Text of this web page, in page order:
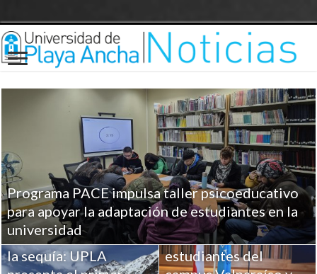
Programa PACE impulsa taller psicoeducativo
para apoyar la adaptación de estudiantes en la
universidad
Ciencia para combatir
la sequía: UPLA
UPLA entrega
herramientas clave a
más de 100
estudiantes del